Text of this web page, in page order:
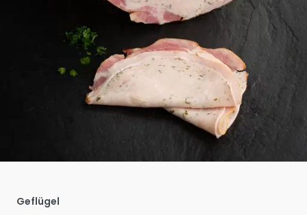
Geflügel